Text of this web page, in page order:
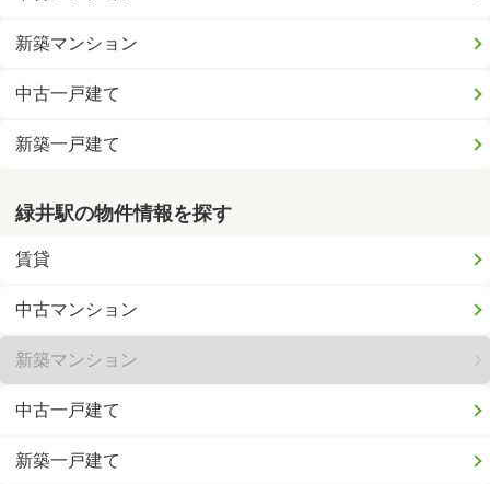
新築マンション
中古一戸建て
新築一戸建て
緑井駅の物件情報を探す
賃貸
中古マンション
新築マンション
中古一戸建て
新築一戸建て